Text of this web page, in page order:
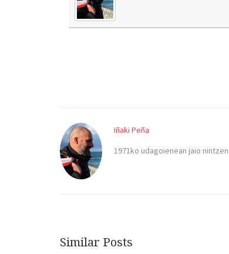
Iñaki Peña
1971ko udagoienean jaio
Similar Posts